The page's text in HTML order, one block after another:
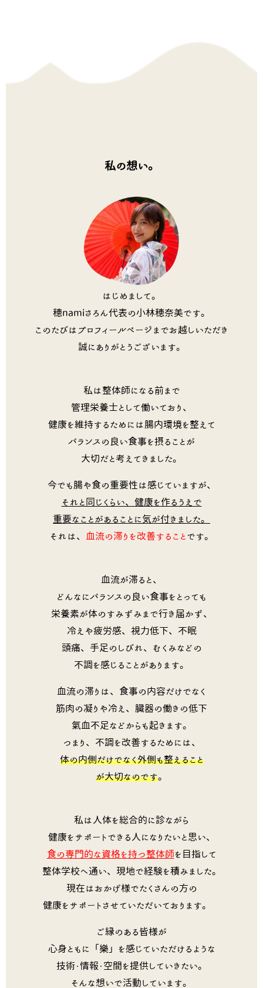
私の想い。
はじめまして。
穂namiさろん代表の小林穂奈美です。
このたびはプロフィールページまでお越しいただき
誠にありがとうございます。
私は整体師になる前まで
管理栄養士として働いており、
健康を維持するためには腸内環境を整えて
バランスの良い食事を摂ることが
大切だと考えてきました。
今でも腸や食の重要性は感じていますが、
それと同じくらい、健康を作るうえで
重要なことがあることに気が付きました。
それは、
血流の滞りを改善すること です。
血流が滞ると、
どんなにバランスの良い食事をとっても
栄養素が体のすみずみまで行き届かず、
冷えや疲労感、視力低下、不眠
頭痛、手足のしびれ、むくみなどの
不調を感じることがあります。
血流の滞りは、食事の内容だけでなく
筋肉の凝りや冷え、臓器の働きの低下
氣血不足などからも起きます。
つまり、不調を改善するためには、
体の内側だけでなく外側も整えること
が大切なのです。
私は人体を総合的に診ながら
健康をサポートできる人になりたいと思い、
食の専門的な資格を持つ整体師を目指して
整体学校へ通い、現地で経験を積みました。
現在はおかげ様でたくさんの方の
健康をサポートさせていただいております。
ご縁のある皆様が
心身ともに「樂」を感じていただけるような
技術・情報・空間を提供していきたい。
そんな想いで活動しています。